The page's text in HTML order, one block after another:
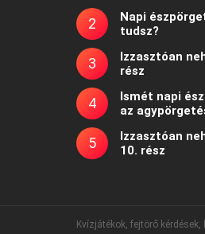
Napi
tudsz?
Izzasztóan
rész
Ismét napi
az
Izzasztóan
10. rész
Kvízjátékok, fejtörő kérdések,